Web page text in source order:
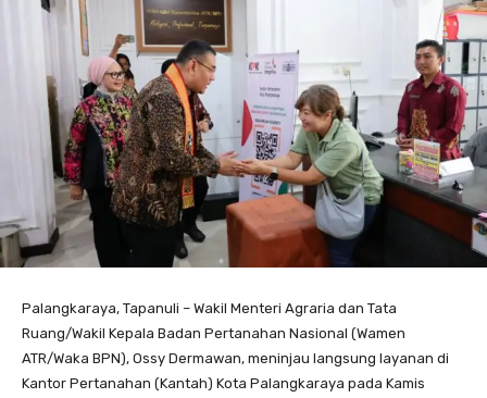
Palangkaraya, Tapanuli – Wakil Menteri Agraria dan Tata
Ruang/Wakil Kepala Badan Pertanahan Nasional (Wamen
ATR/Waka BPN), Ossy Dermawan, meninjau langsung layanan di
Kantor Pertanahan (Kantah) Kota Palangkaraya pada Kamis